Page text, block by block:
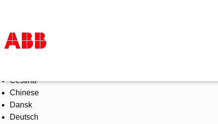
Products & Solutions
Industries
Services
About us
Čeština
Chinese
Dansk
Deutsch